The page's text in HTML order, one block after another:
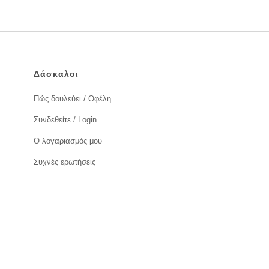
Δάσκαλοι
Πώς δουλεύει / Οφέλη
Συνδεθείτε / Login
Ο λογαριασμός μου
Συχνές ερωτήσεις